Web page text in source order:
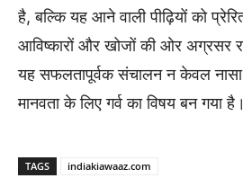
है, बल्कि यह आने वाली पीढ़ियों को
आविष्कारों और खोजों की ओर अग्रसर
यह सफलतापूर्वक संचालन न केवल नासा
मानवता के लिए गर्व का विषय बन गया है।
TAGS indiakiawaaz.com